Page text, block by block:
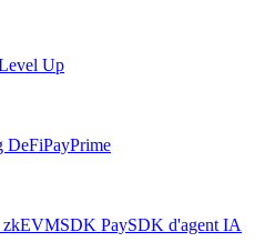
Up
DeFiPayPrime
zkEVMSDK PaySDK d'agent IA